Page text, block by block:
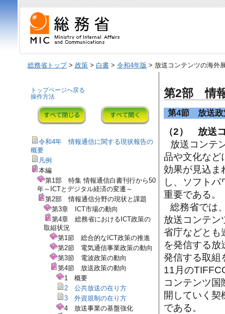
総務省トップ> 政策 > 白書 > 令和4年版 > 放送コンテンツの海外
第2部 情
第4節 放送政
（2） 放送
放送コンテ
品や文化など
効果が見込ま
し、ソフト
重要である。
総務省では
放送コンテン
省庁などとも
を発信する放
発信する取組
11月の
コンテンツ
開していく契
である。
トップページへ戻る
操作方法
令和4年 情報通信に関する現状報告の
概要
凡例
本編
第1部 特集 情報通信白書刊行から50
年～ICTとデジタル経済の変遷～
第2部 情報通信分野の現状と課題
第3章 ICT市場の動向
第4章 総務省におけるICT政策の
取組状況
第1節 総合的なICT政策の推進
第2節 電気通信事業政策の動向
第3節 電波政策の動向
第4節 放送政策の動向
1 概要
2 公共放送の在り方
3 外資規制の在り方
4 放送事業の基盤強化